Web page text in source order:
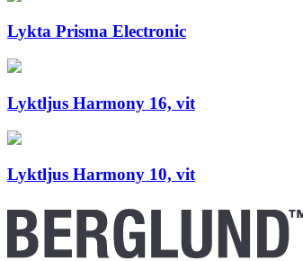
Lykta Prisma Electronic
Lyktljus Harmony 16, vit
Lyktljus Harmony 10, vit